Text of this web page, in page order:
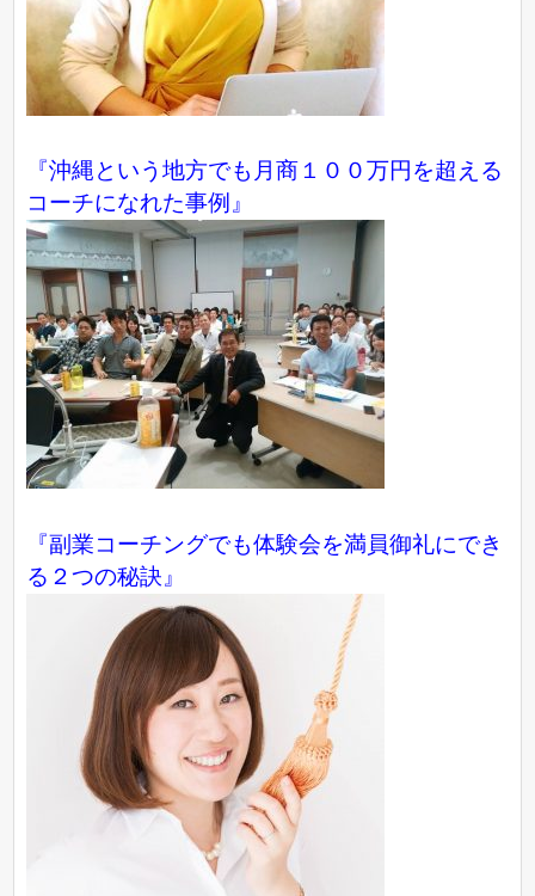
『沖縄という地方でも月商１００万円を超える
コーチになれた事例』
『副業コーチングでも体験会を満員御礼にでき
る２つの秘訣』